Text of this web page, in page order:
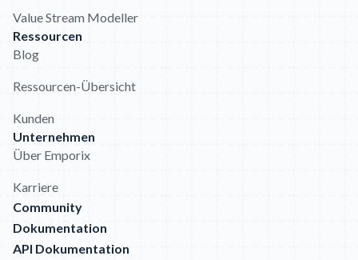
Value Stream Modeller
Ressourcen
Blog
Ressourcen-Übersicht
Kunden
Unternehmen
Über Emporix
Karriere
Community
Dokumentation
API Dokumentation